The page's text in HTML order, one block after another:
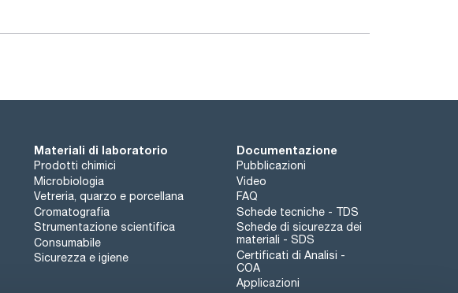
Materiali di laboratorio
Prodotti chimici
Microbiologia
Vetreria, quarzo e porcellana
Cromatografia
Strumentazione scientifica
Consumabile
Sicurezza e igiene
Documentazione
Pubblicazioni
Video
FAQ
Schede tecniche - TDS
Schede di sicurezza dei
materiali - SDS
Certificati di Analisi -
COA
Applicazioni